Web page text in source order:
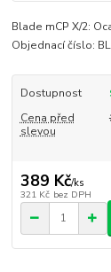
Blade mCP X/2:
Objednací číslo:
Dostupnost
Cena před
slevou
389 Kč/ks
321 Kč bez DPH